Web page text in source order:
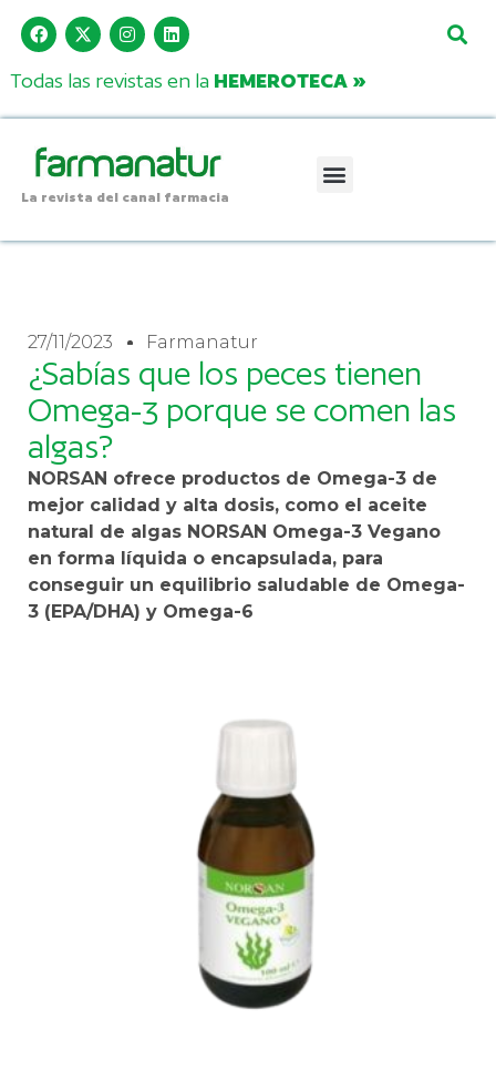
Todas las revistas en la HEMEROTECA »
La revista del canal farmacia
27/11/2023 Farmanatur
¿Sabías que los peces tienen
Omega-3 porque se comen las
algas?
NORSAN ofrece productos de Omega-3 de
mejor calidad y alta dosis, como el aceite
natural de algas NORSAN Omega-3 Vegano
en forma líquida o encapsulada, para
conseguir un equilibrio saludable de Omega-
3 (EPA/DHA) y Omega-6